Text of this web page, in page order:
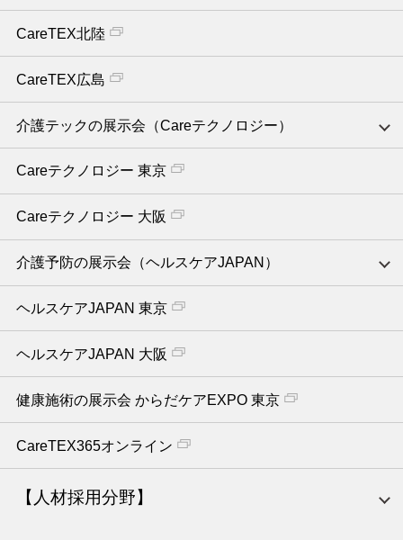
CareTEX北陸
CareTEX広島
介護テックの展示会（Careテクノロジー）
Careテクノロジー 東京
Careテクノロジー 大阪
介護予防の展示会（ヘルスケアJAPAN）
ヘルスケアJAPAN 東京
ヘルスケアJAPAN 大阪
健康施術の展示会 からだケアEXPO 東京
CareTEX365オンライン
【人材採用分野】